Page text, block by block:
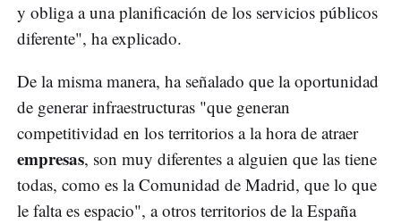
y obliga a una planificación de los servicios públicos
diferente", ha explicado.
De la misma manera, ha señalado que la oportunidad
de generar infraestructuras "que generan
competitividad en los territorios a la hora de atraer
empresas, son muy diferentes a alguien que las tiene
todas, como es la Comunidad de Madrid, que lo que
le falta es espacio", a otros territorios de la España